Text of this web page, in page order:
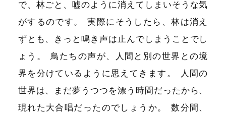
で、林ごと、嘘のように消えてしまいそうな気
がするのです。
実際にそうしたら、林は消え
ずとも、きっと鳴き声は止んでしまうことでし
ょう 。
鳥たちの声が、人間と別の世界との境
界を分けているように思えてきます 。
人間の
世界は、まだ夢うつつを漂う時間だったから、
現れた大合唱だったのでしょうか。
数分間、